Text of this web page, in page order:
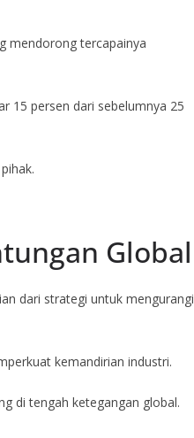
mendorong tercapainya
15 persen dari sebelumnya 25
Global
dari strategi untuk mengurangi
kemandirian industri.
di tengah ketegangan global.